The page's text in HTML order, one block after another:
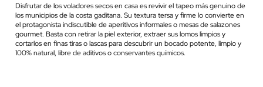
Disfrutar de los voladores secos en casa es revivir el tapeo más genuino de
los municipios de la costa gaditana. Su textura tersa y firme lo convierte en
el protagonista indiscutible de aperitivos informales o mesas de salazones
gourmet. Basta con retirar la piel exterior, extraer sus lomos limpios y
cortarlos en finas tiras o lascas para descubrir un bocado potente, limpio y
100% natural, libre de aditivos o conservantes químicos.